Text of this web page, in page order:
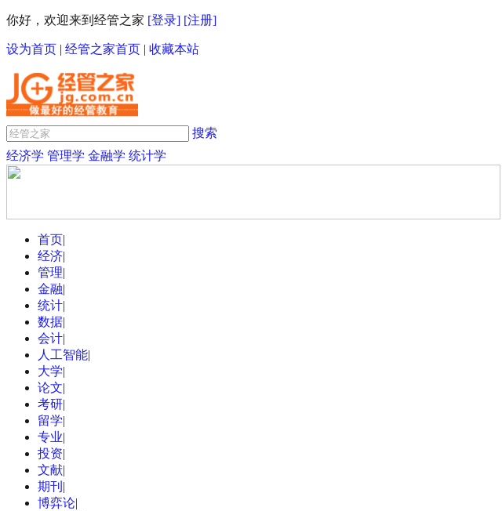
你好，欢迎来到经管之家 [登录] [注册]
设为首页 | 经管之家首页 | 收藏本站
搜索
经济学 管理学 金融学 统计学
首页|
经济|
管理|
金融|
统计|
数据|
会计|
人工智能|
大学|
论文|
考研|
留学|
专业|
投资|
文献|
期刊 |
博弈论|